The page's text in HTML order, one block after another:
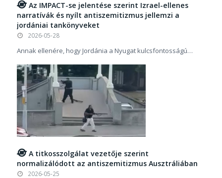
Az IMPACT-se jelentése szerint Izrael-ellenes
narratívák és nyílt antiszemitizmus jellemzi a
jordániai tankönyveket
2026-05-28
Annak ellenére, hogy Jordánia a Nyugat kulcsfontosságú…
A titkosszolgálat vezetője szerint
normalizálódott az antiszemitizmus Ausztráliában
2026-05-25